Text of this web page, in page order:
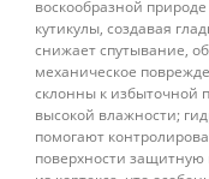
воскообразной
кутикулы, создавая
снижает спутывание,
механическое
склонны к избыточной
высокой влажности;
помогают
поверхности